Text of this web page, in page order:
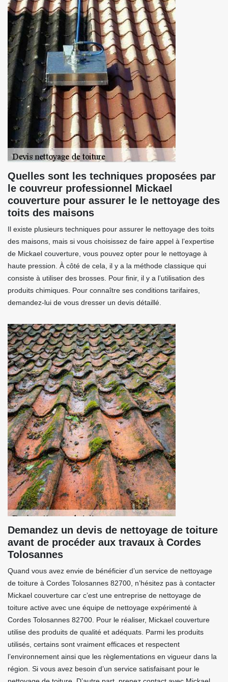
Quelles sont les techniques proposées par
le couvreur professionnel Mickael
couverture pour assurer le le nettoyage des
toits des maisons
Il existe plusieurs techniques pour assurer le nettoyage des toits
des maisons, mais si vous choisissez de faire appel à l’expertise
de Mickael couverture, vous pouvez opter pour le nettoyage à
haute pression. À côté de cela, il y a la méthode classique qui
consiste à utiliser des brosses. Pour finir, il y a l’utilisation des
produits chimiques. Pour connaître ses conditions tarifaires,
demandez-lui de vous dresser un devis détaillé.
Demandez un devis de nettoyage de toiture
avant de procéder aux travaux à Cordes
Tolosannes
Quand vous avez envie de bénéficier d’un service de nettoyage
de toiture à Cordes Tolosannes 82700, n’hésitez pas à contacter
Mickael couverture car c’est une entreprise de nettoyage de
toiture active avec une équipe de nettoyage expérimenté à
Cordes Tolosannes 82700. Pour le réaliser, Mickael couverture
utilise des produits de qualité et adéquats. Parmi les produits
utilisés, certains sont vraiment efficaces et respectent
l’environnement ainsi que les règlementations en vigueur dans la
région. Si vous avez besoin d’un service satisfaisant pour le